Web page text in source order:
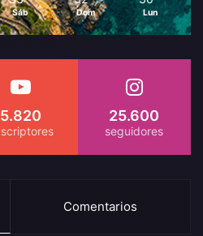
Sáb Dom Lun
5.820 25.600
Comentarios